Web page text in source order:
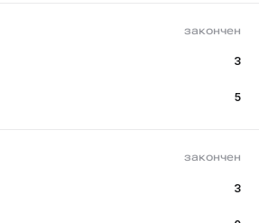
закончен
3
5
закончен
3